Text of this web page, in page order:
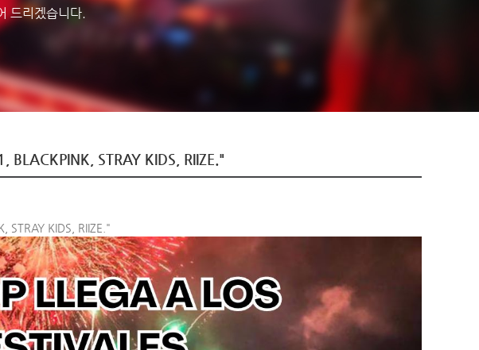
드리겠습니다.
STRAY KIDS, RIIZE."
STRAY KIDS, RIIZE."